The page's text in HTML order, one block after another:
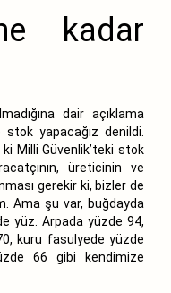
kadar
dair açıklama
stok yapacağız denildi.
Milli Güvenlik’teki stok
üreticinin ve
gerekir ki, bizler de
Ama şu var, buğdayda
yüz. Arpada yüzde 94,
kuru fasulyede yüzde
66 gibi kendimize